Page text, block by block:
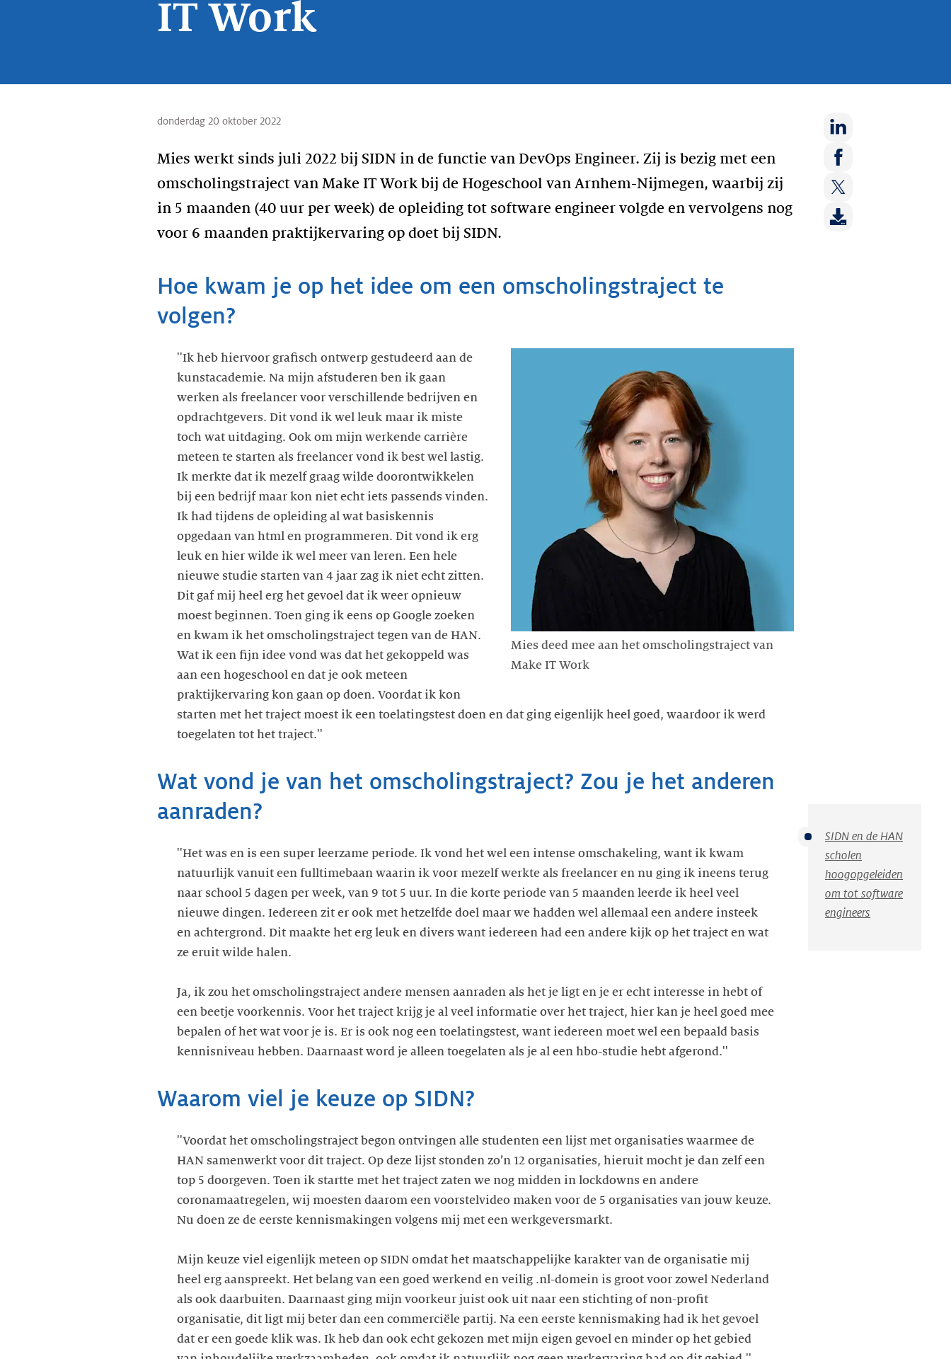
IT Work
donderdag 20 oktober 2022
Mies werkt sinds juli 2022 bij SIDN in de functie van DevOps Engineer. Zij is bezig met een
omscholingstraject van Make IT Work bij de Hogeschool van Arnhem-Nijmegen, waarbij zij
in 5 maanden (40 uur per week) de opleiding tot software engineer volgde en vervolgens nog
voor 6 maanden praktijkervaring op doet bij SIDN.
Deel
op:
LinkedIn
Deel
Facebook
Deel
op:
Hoe kwam je op het idee om een omscholingstraject te
volgen?
Mies deed mee aan het omscholingstraject van
Make IT Work
''Ik heb hiervoor grafisch ontwerp gestudeerd aan de
kunstacademie. Na mijn afstuderen ben ik gaan
werken als freelancer voor verschillende bedrijven en
opdrachtgevers. Dit vond ik wel leuk maar ik miste
toch wat uitdaging. Ook om mijn werkende carrière
meteen te starten als freelancer vond ik best wel lastig.
Ik merkte dat ik mezelf graag wilde doorontwikkelen
bij een bedrijf maar kon niet echt iets passends vinden.
Ik had tijdens de opleiding al wat basiskennis
opgedaan van html en programmeren. Dit vond ik erg
leuk en hier wilde ik wel meer van leren. Een hele
nieuwe studie starten van 4 jaar zag ik niet echt zitten.
Dit gaf mij heel erg het gevoel dat ik weer opnieuw
moest beginnen. Toen ging ik eens op Google zoeken
en kwam ik het omscholingstraject tegen van de HAN.
Wat ik een fijn idee vond was dat het gekoppeld was
aan een hogeschool en dat je ook meteen
praktijkervaring kon gaan op doen. Voordat ik kon
starten met het traject moest ik een toelatingstest doen en dat ging eigenlijk heel goed, waardoor ik werd
toegelaten tot het traject.''
Wat vond je van het omscholingstraject? Zou je het anderen
aanraden?
SIDN en de HAN
scholen
hoogopgeleiden
om tot software
engineers
''Het was en is een super leerzame periode. Ik vond het wel een intense omschakeling, want ik kwam
natuurlijk vanuit een fulltimebaan waarin ik voor mezelf werkte als freelancer en nu ging ik ineens terug
naar school 5 dagen per week, van 9 tot 5 uur. In die korte periode van 5 maanden leerde ik heel veel
nieuwe dingen. Iedereen zit er ook met hetzelfde doel maar we hadden wel allemaal een andere insteek
en achtergrond. Dit maakte het erg leuk en divers want iedereen had een andere kijk op het traject en wat
ze eruit wilde halen.
Ja, ik zou het omscholingstraject andere mensen aanraden als het je ligt en je er echt interesse in hebt of
een beetje voorkennis. Voor het traject krijg je al veel informatie over het traject, hier kan je heel goed mee
bepalen of het wat voor je is. Er is ook nog een toelatingstest, want iedereen moet wel een bepaald basis
kennisniveau hebben. Daarnaast word je alleen toegelaten als je al een hbo-studie hebt afgerond.''
Waarom viel je keuze op SIDN?
''Voordat het omscholingstraject begon ontvingen alle studenten een lijst met organisaties waarmee de
HAN samenwerkt voor dit traject. Op deze lijst stonden zo’n 12 organisaties, hieruit mocht je dan zelf een
top 5 doorgeven. Toen ik startte met het traject zaten we nog midden in lockdowns en andere
coronamaatregelen, wij moesten daarom een voorstelvideo maken voor de 5 organisaties van jouw keuze.
Nu doen ze de eerste kennismakingen volgens mij met een werkgeversmarkt.
Mijn keuze viel eigenlijk meteen op SIDN omdat het maatschappelijke karakter van de organisatie mij
heel erg aanspreekt. Het belang van een goed werkend en veilig .nl-domein is groot voor zowel Nederland
als ook daarbuiten. Daarnaast ging mijn voorkeur juist ook uit naar een stichting of non-profit
organisatie, dit ligt mij beter dan een commerciële partij. Na een eerste kennismaking had ik het gevoel
dat er een goede klik was. Ik heb dan ook echt gekozen met mijn eigen gevoel en minder op het gebied